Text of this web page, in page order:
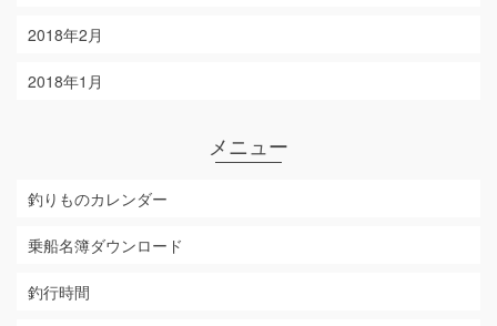
2018年2月
2018年1月
メニュー
釣りものカレンダー
乗船名簿ダウンロード
釣行時間